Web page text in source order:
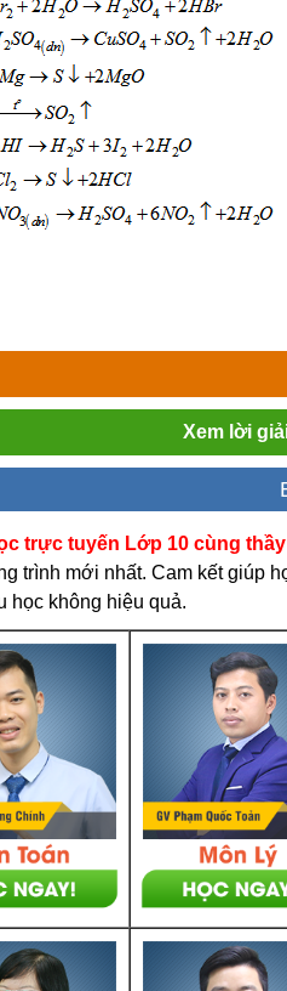
Xem lời
trực tuyến Lớp 10 cùng
trình mới nhất. Cam kết giúp
học không hiệu quả.